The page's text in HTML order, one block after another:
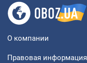
О компании
Правовая информация